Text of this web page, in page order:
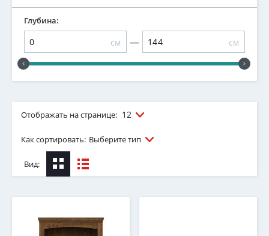
Глубина:
см — см
Отображать на странице: 12
Как сортировать: Выберите тип
Вид: